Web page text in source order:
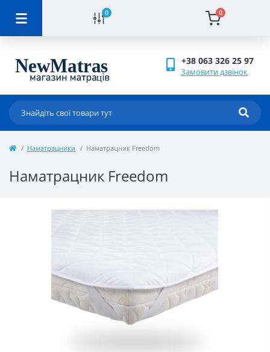
0 0
+38 063 326 25 97
Замовити дзвінок
Наматрацники Наматрацник Freedom
Наматрацник Freedom